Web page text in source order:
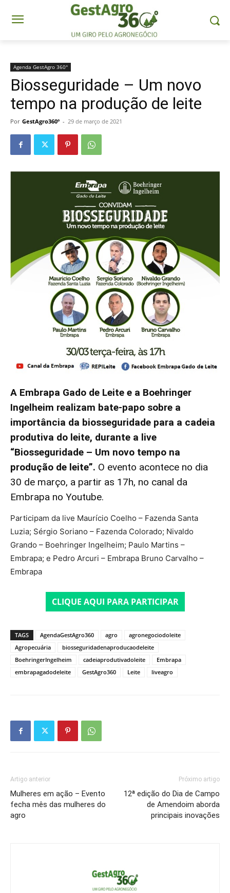
Agenda GestAgro 360°
Biosseguridade – Um novo
tempo na produção de leite
Por GestAgro360º - 29 de março de 2021
A Embrapa Gado de Leite e a Boehringer
Ingelheim realizam bate-papo sobre a
importância da biosseguridade para a cadeia
produtiva do leite, durante a live
“Biosseguridade – Um novo tempo na
produção de leite”. O evento acontece no dia
30 de março, a partir as 17h, no canal da
Embrapa no Youtube.
Participam da live Maurício Coelho – Fazenda Santa
Luzia; Sérgio Soriano – Fazenda Colorado; Nivaldo
Grando – Boehringer Ingelheim; Paulo Martins –
Embrapa; e Pedro Arcuri – Embrapa Bruno Carvalho –
Embrapa
CLIQUE AQUI PARA PARTICIPAR
TAGS AgendaGestAgro360 agro
agronegociodoleite
Agropecuária
biosseguridadenaproducaodeleite
BoehringerIngelheim
cadeiaprodutivadoleite
Embrapa
embrapagadodeleite
GestAgro360 Leite liveagro
Artigo anterior
Mulheres em ação – Evento
fecha mês das mulheres do
agro
Próximo artigo
12ª edição do Dia de Campo
de Amendoim aborda
principais inovações